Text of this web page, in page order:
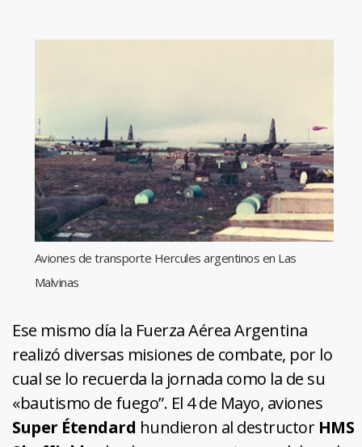
Aviones de transporte Hercules argentinos en Las
Malvinas
Ese mismo día la Fuerza Aérea Argentina
realizó diversas misiones de combate, por lo
cual se lo recuerda la jornada como la de su
«bautismo de fuego”. El 4 de Mayo, aviones
Super Étendard hundieron al destructor HMS